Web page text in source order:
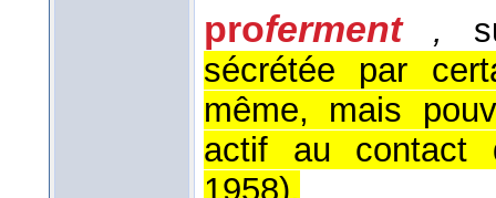
proferment ,
sécrétée par
même, mais
actif au contact
1958).